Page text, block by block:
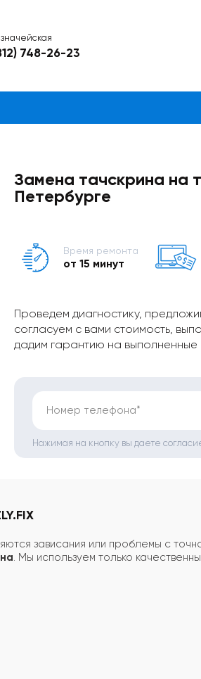
748-26-23
Замена тачскрина на
Петербурге
Время ремонта
от 15 минут
Проведем диагностику,
согласуем с вами стоимость,
дадим гарантию на выполненные
Номер телефона*
Нажимая на кнопку вы даете
зависания или проблемы с
. Мы используем только